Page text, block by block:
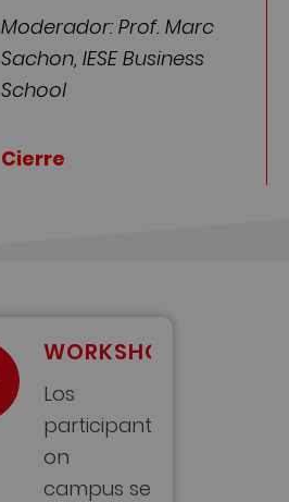
Moderador: Prof. Marc
Sachon, IESE Business
School
Cierre
WORKSHOPS
Los
participantes
on
campus se